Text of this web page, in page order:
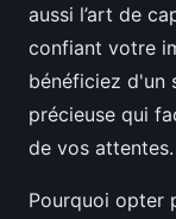
aussi l’art de
confiant votre
bénéficiez d'un
précieuse qui
de vos attentes.
Pourquoi opter